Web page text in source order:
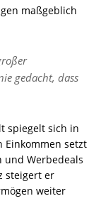
maßgeblich
gedacht, dass
spiegelt sich in
Einkommen setzt
und Werbedeals
steigert er
weiter